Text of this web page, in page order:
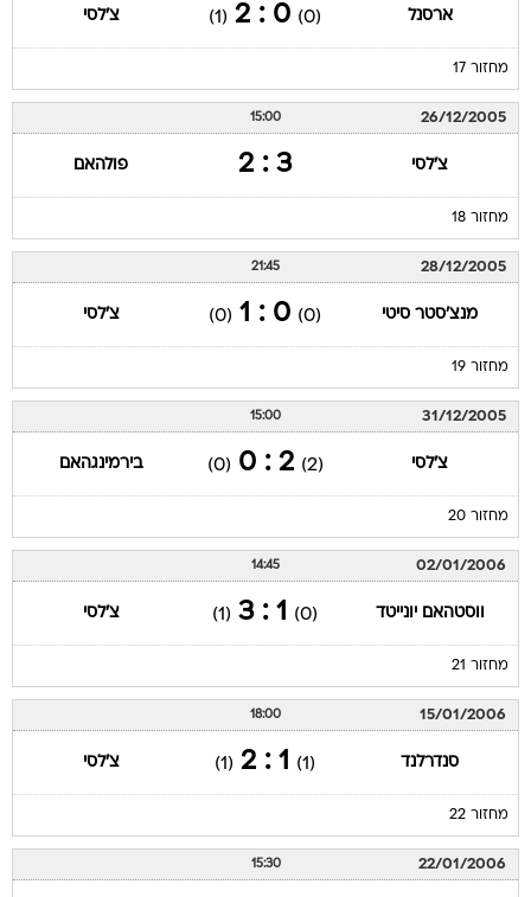
ארסנל (0)
0 : 2
(1) צ'לסי
מחזור 17
26/12/2005
15:00
צ'לסי 3 : 2 פולהאם
מחזור 18
28/12/2005
21:45
מנצ'סטר סיטי (0)
0 : 1
(0) צ'לסי
מחזור 19
31/12/2005
15:00
צ'לסי (2)
2 : 0
(0) בירמינגהאם
מחזור 20
02/01/2006
14:45
ווסטהאם יונייטד (0)
1 : 3
(1) צ'לסי
מחזור 21
15/01/2006
18:00
סנדרלנד (1)
1 : 2
(1) צ'לסי
מחזור 22
22/01/2006
15:30